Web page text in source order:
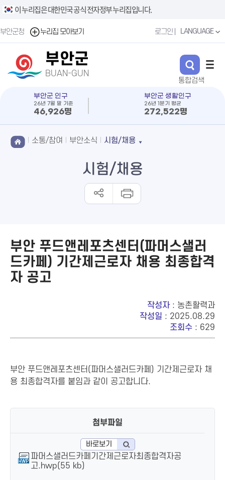
이 누리집은 대한민국 공식 전자정부 누리집입니다.
부안군청 누리집 모아보기 로그인 LANGUAGE
부안군
BUAN-GUN
부안군 인구
26년 7월 말 기준
46,926명
부안군 생활인구
26년 1분기 평균
272,522명
소통/참여 부안소식 시험/채용
시험/채용
부안 푸드앤레포츠센터(파머스샐러
드카페) 기간제근로자 채용 최종합격
자 공고
작성자: 농촌활력과
작성일 : 2025.08.29
조회수 : 629
부안 푸드앤레포츠센터(파머스샐러드카페) 기간제근로자 채
용 최종합격자를 붙임과 같이 공고합니다.
첨부파일
바로보기
파머스샐러드카페기간제근로자최종합격자공
고.hwp(55 kb)